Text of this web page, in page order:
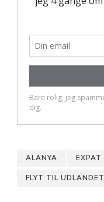
ALANYA EXPAT
FLYT TIL UDLANDET